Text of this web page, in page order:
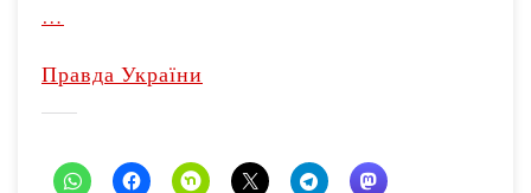
…
Правда України